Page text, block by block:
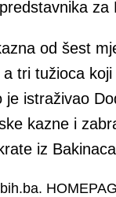
za
od šest
tri tužioca koji
je istraživao
kazne i
iz